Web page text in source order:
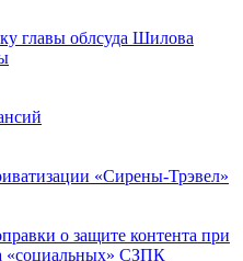
главы облсуда Шилова
«Сирены-Трэвел»
о защите контента при
«социальных» СЗПК